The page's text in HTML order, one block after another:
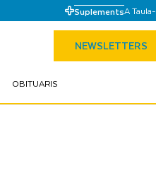
SuplementsA Taula-
NEWSLETTERS
OBITUARIS